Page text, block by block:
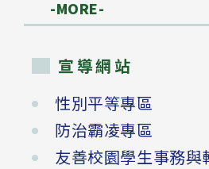
-MORE-
宣導網站
性別平等專區
防治霸凌專區
友善校園學生事務與